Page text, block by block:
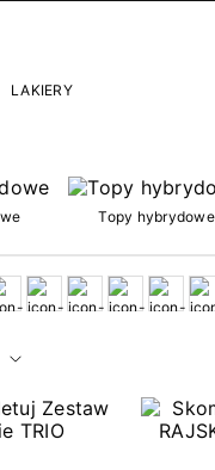
LAKIERY
Topy hybrydowe